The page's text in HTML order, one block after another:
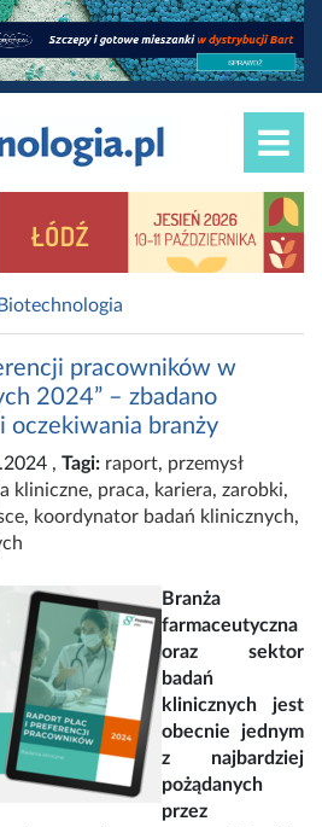
Biotechnologia
pracowników w
2024” – zbadano
oczekiwania branży
, Tagi: raport, przemysł
kliniczne, praca, kariera, zarobki,
, koordynator badań klinicznych,
Branża
farmaceutyczna
oraz sektor
badań
klinicznych jest
obecnie jednym
z najbardziej
pożądanych
przez